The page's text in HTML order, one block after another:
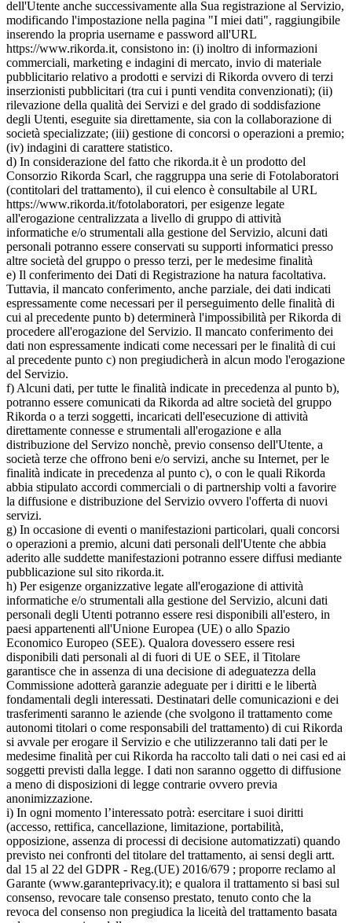
dell'Utente anche successivamente alla Sua registrazione al Servizio,
modificando l'impostazione nella pagina "I miei dati", raggiungibile
inserendo la propria username e password all'URL
https://www.rikorda.it, consistono in: (i) inoltro di informazioni
commerciali, marketing e indagini di mercato, invio di materiale
pubblicitario relativo a prodotti e servizi di Rikorda ovvero di terzi
inserzionisti pubblicitari (tra cui i punti vendita convenzionati); (ii)
rilevazione della qualità dei Servizi e del grado di soddisfazione
degli Utenti, eseguite sia direttamente, sia con la collaborazione di
società specializzate; (iii) gestione di concorsi o operazioni a premio;
(iv) indagini di carattere statistico.
d) In considerazione del fatto che rikorda.it è un prodotto del
Consorzio Rikorda Scarl, che raggruppa una serie di Fotolaboratori
(contitolari del trattamento), il cui elenco è consultabile al URL
https://www.rikorda.it/fotolaboratori, per esigenze legate
all'erogazione centralizzata a livello di gruppo di attività
informatiche e/o strumentali alla gestione del Servizio, alcuni dati
personali potranno essere conservati su supporti informatici presso
altre società del gruppo o presso terzi, per le medesime finalità
e) Il conferimento dei Dati di Registrazione ha natura facoltativa.
Tuttavia, il mancato conferimento, anche parziale, dei dati indicati
espressamente come necessari per il perseguimento delle finalità di
cui al precedente punto b) determinerà l'impossibilità per Rikorda di
procedere all'erogazione del Servizio. Il mancato conferimento dei
dati non espressamente indicati come necessari per le finalità di cui
al precedente punto c) non pregiudicherà in alcun modo l'erogazione
del Servizio.
f) Alcuni dati, per tutte le finalità indicate in precedenza al punto b),
potranno essere comunicati da Rikorda ad altre società del gruppo
Rikorda o a terzi soggetti, incaricati dell'esecuzione di attività
direttamente connesse e strumentali all'erogazione e alla
distribuzione del Servizo nonchè, previo consenso dell'Utente, a
società terze che offrono beni e/o servizi, anche su Internet, per le
finalità indicate in precedenza al punto c), o con le quali Rikorda
abbia stipulato accordi commerciali o di partnership volti a favorire
la diffusione e distribuzione del Servizio ovvero l'offerta di nuovi
servizi.
g) In occasione di eventi o manifestazioni particolari, quali concorsi
o operazioni a premio, alcuni dati personali dell'Utente che abbia
aderito alle suddette manifestazioni potranno essere diffusi mediante
pubblicazione sul sito rikorda.it.
h) Per esigenze organizzative legate all'erogazione di attività
informatiche e/o strumentali alla gestione del Servizio, alcuni dati
personali degli Utenti potranno essere resi disponibili all'estero, in
paesi appartenenti all'Unione Europea (UE) o allo Spazio
Economico Europeo (SEE). Qualora dovessero essere resi
disponibili dati personali al di fuori di UE o SEE, il Titolare
garantisce che in assenza di una decisione di adeguatezza della
Commissione adotterà garanzie adeguate per i diritti e le libertà
fondamentali degli interessati. Destinatari delle comunicazioni e dei
trasferimenti saranno le aziende (che svolgono il trattamento come
autonomi titolari o come responsabili del trattamento) di cui Rikorda
si avvale per erogare il Servizio e che utilizzeranno tali dati per le
medesime finalità per cui Rikorda ha raccolto tali dati o nei casi ed ai
soggetti previsti dalla legge. I dati non saranno oggetto di diffusione
a meno di disposizioni di legge contrarie ovvero previa
anonimizzazione.
i) In ogni momento l’interessato potrà: esercitare i suoi diritti
(accesso, rettifica, cancellazione, limitazione, portabilità,
opposizione, assenza di processi di decisione automatizzati) quando
previsto nei confronti del titolare del trattamento, ai sensi degli artt.
dal 15 al 22 del GDPR - Reg.(UE) 2016/679 ; proporre reclamo al
Garante (www.garanteprivacy.it); e qualora il trattamento si basi sul
consenso, revocare tale consenso prestato, tenuto conto che la
revoca del consenso non pregiudica la liceità del trattamento basata